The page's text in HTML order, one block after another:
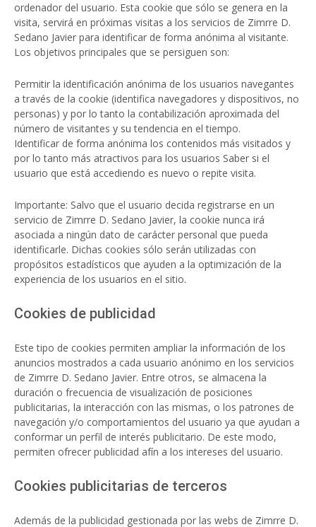
ordenador del usuario. Esta cookie que sólo se genera en la
visita, servirá en próximas visitas a los servicios de Zimrre D.
Sedano Javier para identificar de forma anónima al visitante.
Los objetivos principales que se persiguen son:
Permitir la identificación anónima de los usuarios navegantes
a través de la cookie (identifica navegadores y dispositivos, no
personas) y por lo tanto la contabilización aproximada del
número de visitantes y su tendencia en el tiempo.
Identificar de forma anónima los contenidos más visitados y
por lo tanto más atractivos para los usuarios Saber si el
usuario que está accediendo es nuevo o repite visita.
Importante: Salvo que el usuario decida registrarse en un
servicio de Zimrre D. Sedano Javier, la cookie nunca irá
asociada a ningún dato de carácter personal que pueda
identificarle. Dichas cookies sólo serán utilizadas con
propósitos estadísticos que ayuden a la optimización de la
experiencia de los usuarios en el sitio.
Cookies de publicidad
Este tipo de cookies permiten ampliar la información de los
anuncios mostrados a cada usuario anónimo en los servicios
de Zimrre D. Sedano Javier. Entre otros, se almacena la
duración o frecuencia de visualización de posiciones
publicitarias, la interacción con las mismas, o los patrones de
navegación y/o comportamientos del usuario ya que ayudan a
conformar un perfil de interés publicitario. De este modo,
permiten ofrecer publicidad afín a los intereses del usuario.
Cookies publicitarias de terceros
Además de la publicidad gestionada por las webs de Zimrre D.